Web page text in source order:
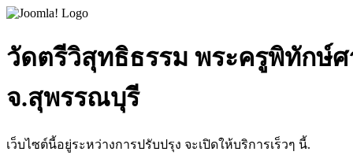
วัดตรีวิสุทธิธรรม พระครูพิทักษ์
จ.สุพรรณบุรี
เว็บไซต์นี้อยู่ระหว่างการปรับปรุง จะเปิดให้บริการเร็วๆ นี้.